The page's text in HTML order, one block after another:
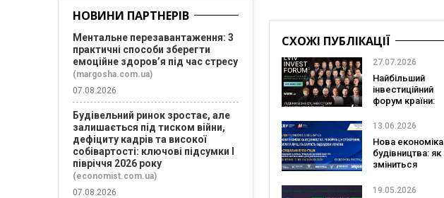
СХОЖІ ПУБЛІКАЦІЇ
27.07.2026
Найбільший
інвестиційний
форум країни:
квиток на Lviv
13.06.2026
Нова економіка
будівництва: як
зміниться
вартість
19.05.2026
НОВИНИ ПАРТНЕРІВ
Ментальне перезавантаження: 3
практичні способи зберегти
емоційне здоров’я під час стресу
(margosha.com.ua)
07.08.2026
Будівельний ринок зростає, але
залишається під тиском війни,
дефіциту кадрів та високої
собівартості: ключові підсумки І
півріччя 2026 року
(economist.com.ua)
07.08.2026